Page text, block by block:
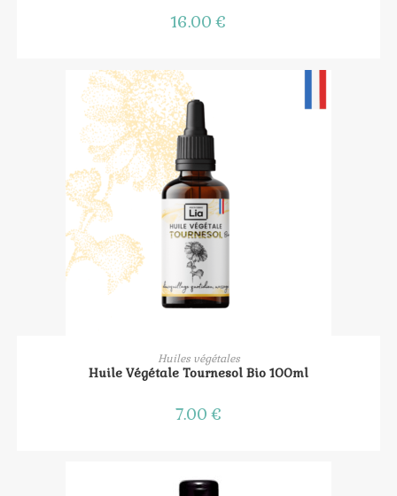
16.00€
AJOUTER AU PANIER
Huiles végétales
Huile Végétale Tournesol Bio 100ml
7.00€